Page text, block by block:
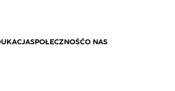
SPOŁECZNOŚĆO NAS